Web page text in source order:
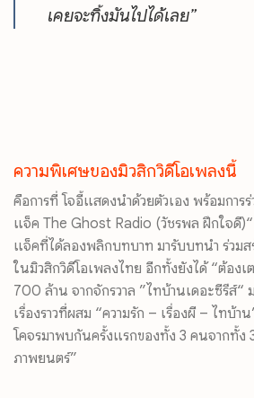
เคยจะทิ้งมันไปได้เลย”
ความพิเศษของมิวสิกวิดีโอเพลงนี้
คือการที่ โจอี้แสดงนำด้วยตัวเอง พร้อมการ
แจ็ค The Ghost Radio (วัชรพล ฝึกใจดี
แจ็คที่ได้ลองพลิกบทบาท มารับบทนำ ร่วมส
ในมิวสิกวิดีโอเพลงไทย อีกทั้งยังได้ “ต้องเ
700 ล้าน จากจักรวาล ”ไทบ้านเดอะซีรีส์
เรื่องราวที่ผสม “ความรัก – เรื่องผี – ไทบ้า
โคจรมาพบกันครั้งแรกของทั้ง 3 คนจากทั้ง
ภาพยนตร์”